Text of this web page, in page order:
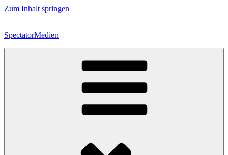
Zum Inhalt springen
SpectatorMedien